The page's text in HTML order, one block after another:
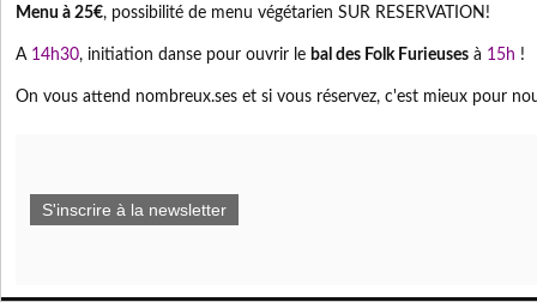
Menu à 25€, possibilité de menu végétarien SUR RESERVATION!
A 14h30, initiation danse pour ouvrir le bal des Folk Furieuses à 15h !
On vous attend nombreux.ses et si vous réservez, c'est mieux pour
S'inscrire à la newsletter